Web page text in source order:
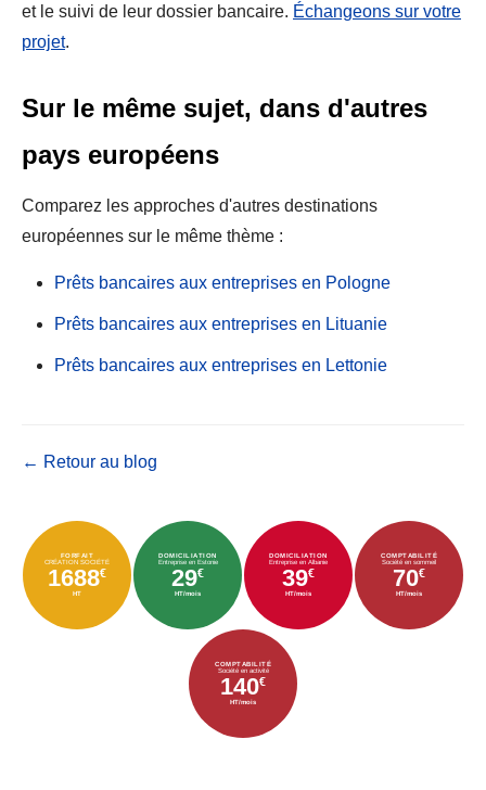
et le suivi de leur dossier bancaire. Échangeons sur votre
projet.
Sur le même sujet, dans d'autres
pays européens
Comparez les approches d'autres destinations
européennes sur le même thème :
Prêts bancaires aux entreprises en Pologne
Prêts bancaires aux entreprises en Lituanie
Prêts bancaires aux entreprises en Lettonie
← Retour au blog
FORFAIT
CRÉATION SOCIÉTÉ
1688€
HT
DOMICILIATION
Entreprise en Estonie
29€
HT/mois
DOMICILIATION
Entreprise en Albanie
39€
HT/mois
COMPTABILITÉ
Société en sommeil
70€
HT/mois
COMPTABILITÉ
Société en activité
140€
HT/mois